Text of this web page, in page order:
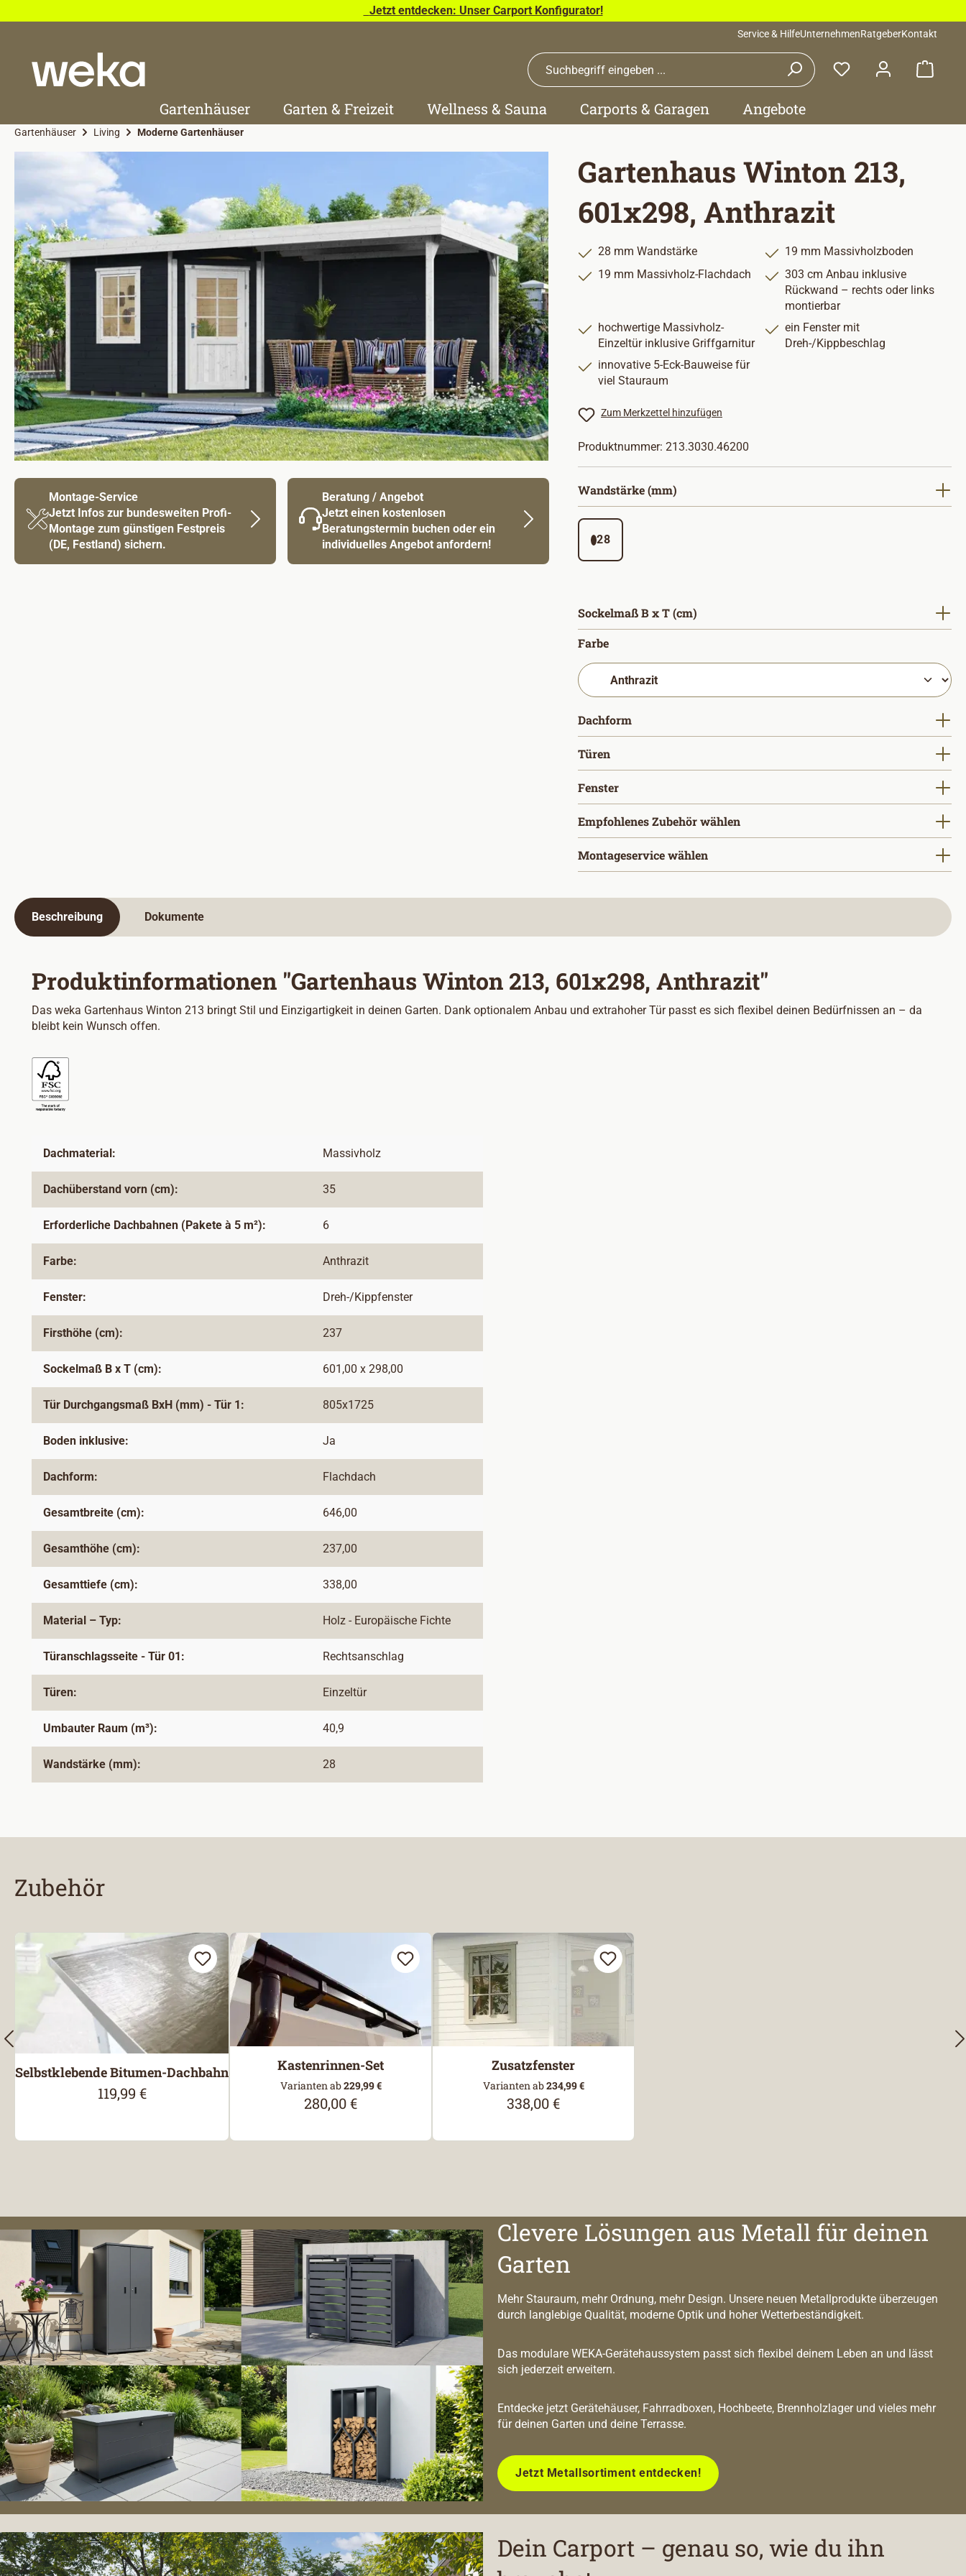
Jetzt entdecken: Unser Carport Konfigurator!
Service & HilfeUnternehmenRatgeberKontakt
Gartenhäuser Garten & Freizeit Wellness & Sauna Carports & Garagen Angebote
Gartenhäuser Living Moderne Gartenhäuser
Bildergalerie überspringen
Montage-Service
Jetzt Infos zur bundesweiten Profi-
Montage zum günstigen Festpreis
(DE, Festland) sichern.
Beratung / Angebot
Jetzt einen kostenlosen
Beratungstermin buchen oder ein
individuelles Angebot anfordern!
Gartenhaus Winton 213,
601x298, Anthrazit
28 mm Wandstärke
19 mm Massivholzboden
19 mm Massivholz-Flachdach
303 cm Anbau inklusive
Rückwand – rechts oder links
montierbar
hochwertige Massivholz-
Einzeltür inklusive Griffgarnitur
ein Fenster mit
Dreh-/Kippbeschlag
innovative 5-Eck-Bauweise für
viel Stauraum
Zum Merkzettel hinzufügen
Produktnummer: 213.3030.46200
Wandstärke (mm)
28
Sockelmaß B x T (cm)
Farbeauswählen
Dachform
Türen
Fensterauswählen
Empfohlenes Zubehör wählen
Montageservice wählen
Beschreibung Dokumente
Produktinformationen "Gartenhaus Winton 213, 601x298, Anthrazit"
Das weka Gartenhaus Winton 213 bringt Stil und Einzigartigkeit in deinen Garten. Dank optionalem Anbau und extrahoher Tür passt es sich flexibel deinen Bedürfnissen an – da
bleibt kein Wunsch offen.
Dachmaterial: Massivholz
Dachüberstand vorn (cm): 35
Erforderliche Dachbahnen (Pakete à 5 m²): 6
Farbe: Anthrazit
Fenster: Dreh-/Kippfenster
Firsthöhe (cm): 237
Sockelmaß B x T (cm): 601,00 x 298,00
Tür Durchgangsmaß BxH (mm) - Tür 1: 805x1725
Boden inklusive: Ja
Dachform: Flachdach
Gesamtbreite (cm): 646,00
Gesamthöhe (cm): 237,00
Gesamttiefe (cm): 338,00
Material – Typ: Holz - Europäische Fichte
Türanschlagsseite - Tür 01: Rechtsanschlag
Türen: Einzeltür
Umbauter Raum (m³): 40,9
Wandstärke (mm): 28
Zubehör
Selbstklebende Bitumen-Dachbahn
Regulärer Preis:
119,99 €
Kastenrinnen-Set
Varianten ab229,99 €
Regulärer Preis:
280,00 €
Zusatzfenster
Varianten ab234,99 €
Regulärer Preis:
338,00 €
Clevere Lösungen aus Metall für deinen
Garten
Mehr Stauraum, mehr Ordnung, mehr Design. Unsere neuen Metallprodukte überzeugen
durch langlebige Qualität, moderne Optik und hoher Wetterbeständigkeit.
Das modulare WEKA-Gerätehaussystem passt sich flexibel deinem Leben an und lässt
sich jederzeit erweitern.
Entdecke jetzt Gerätehäuser, Fahrradboxen, Hochbeete, Brennholzlager und vieles mehr
für deinen Garten und deine Terrasse.
Jetzt Metallsortiment entdecken!
Dein Carport – genau so, wie du ihn